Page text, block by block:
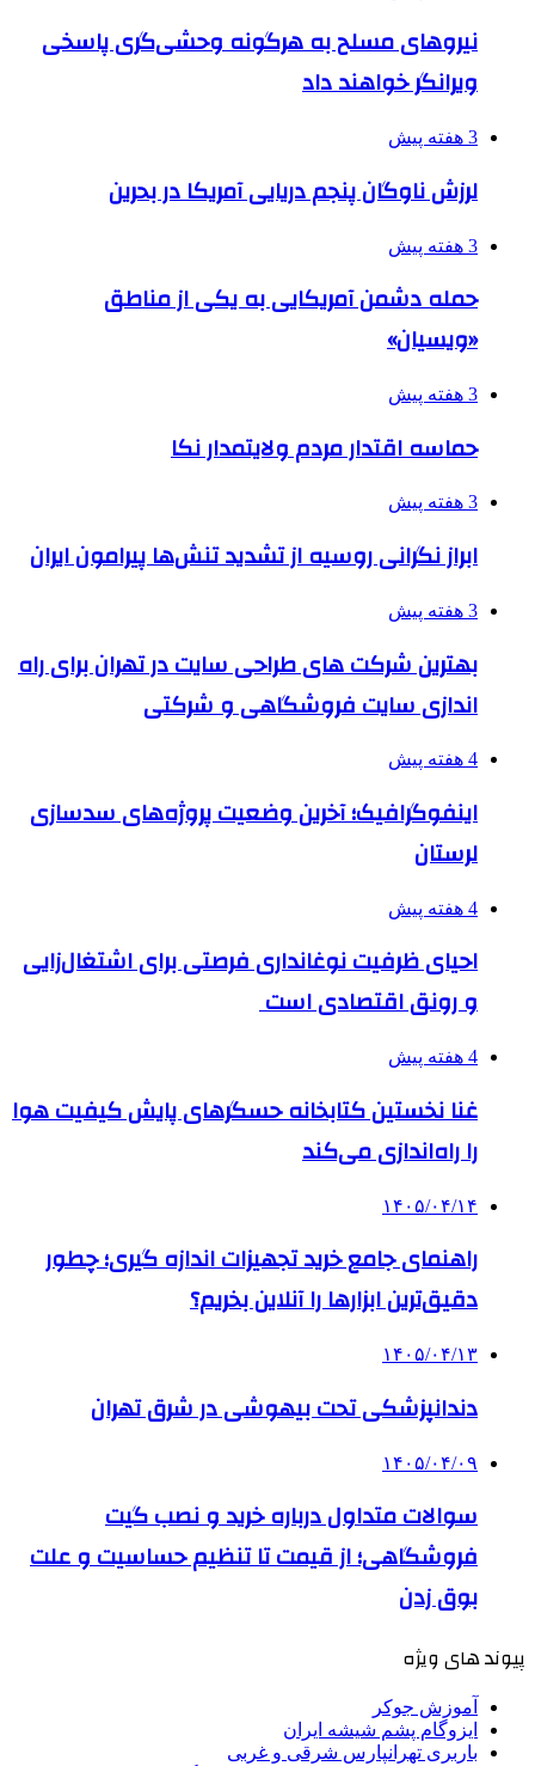
نیروهای مسلح به هرگونه وحشی‌گری پاسخی
ویرانگر خواهند داد
3 هفته پیش
لرزش ناوگان پنجم دریایی آمریکا در بحرین
3 هفته پیش
حمله دشمن آمریکایی به یکی از مناطق
«ویسیان»
3 هفته پیش
حماسه اقتدار مردم ولایتمدار نکا
3 هفته پیش
ابراز نگرانی روسیه از تشدید تنش‌ها پیرامون ایران
3 هفته پیش
بهترین شرکت های طراحی سایت در تهران برای راه
اندازی سایت فروشگاهی و شرکتی
4 هفته پیش
اینفوگرافیک؛ آخرین وضعیت پروژه‌های سدسازی
لرستان
4 هفته پیش
احیای ظرفیت نوغانداری فرصتی برای اشتغال‌زایی
و رونق اقتصادی است
4 هفته پیش
غنا نخستین کتابخانه حسگرهای پایش کیفیت هوا
را راه‌اندازی می‌کند
۱۴۰۵/۰۴/۱۴
راهنمای جامع خرید تجهیزات اندازه گیری؛ چطور
دقیق‌ترین ابزارها را آنلاین بخریم؟
۱۴۰۵/۰۴/۱۳
دندانپزشکی تحت بیهوشی در شرق تهران
۱۴۰۵/۰۴/۰۹
سوالات متداول درباره خرید و نصب گیت
فروشگاهی؛ از قیمت تا تنظیم حساسیت و علت
بوق زدن
پیوند های ویژه
آموزش جوکر
ایزوگام پشم شیشه ایران
باربری تهرانپارس شرقی و غربی